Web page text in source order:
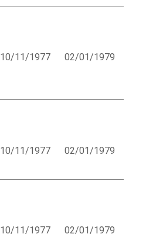
10/11/1977 02/01/1979
10/11/1977 02/01/1979
10/11/1977 02/01/1979